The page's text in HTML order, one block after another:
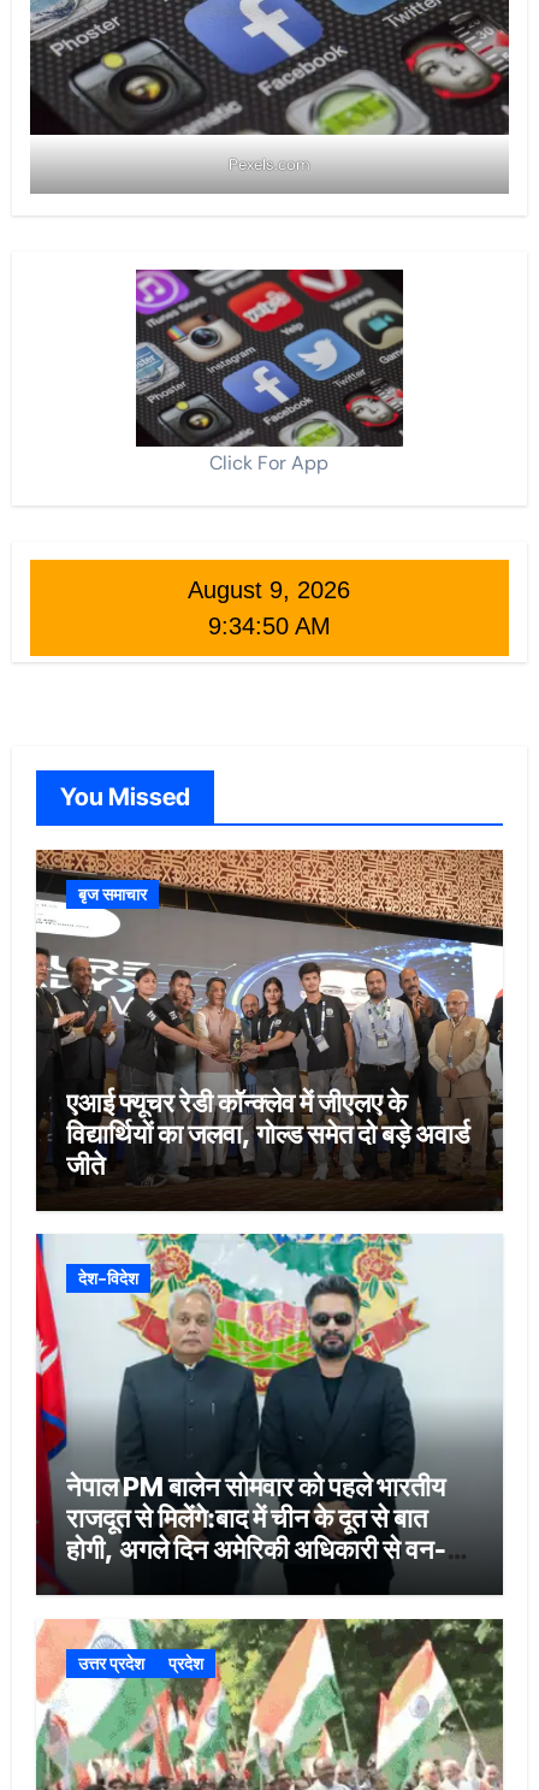
Pexels.com
Click For App
August 9, 2026
9:34:52 AM
You Missed
बृज समाचार
एआई फ्यूचर रेडी कॉन्क्लेव में जीएलए के
विद्यार्थियों का जलवा, गोल्ड समेत दो बड़े अवार्ड
जीते
देश-विदेश
नेपाल PM बालेन सोमवार को पहले भारतीय
राजदूत से मिलेंगे:बाद में चीन के दूत से बात
होगी, अगले दिन अमेरिकी अधिकारी से वन-
टू-वन बैठक
उत्तर प्रदेश प्रदेश